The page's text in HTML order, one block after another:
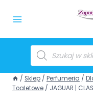
/ Sklep / Perfumeria /
Toaletowe / JAGUAR |